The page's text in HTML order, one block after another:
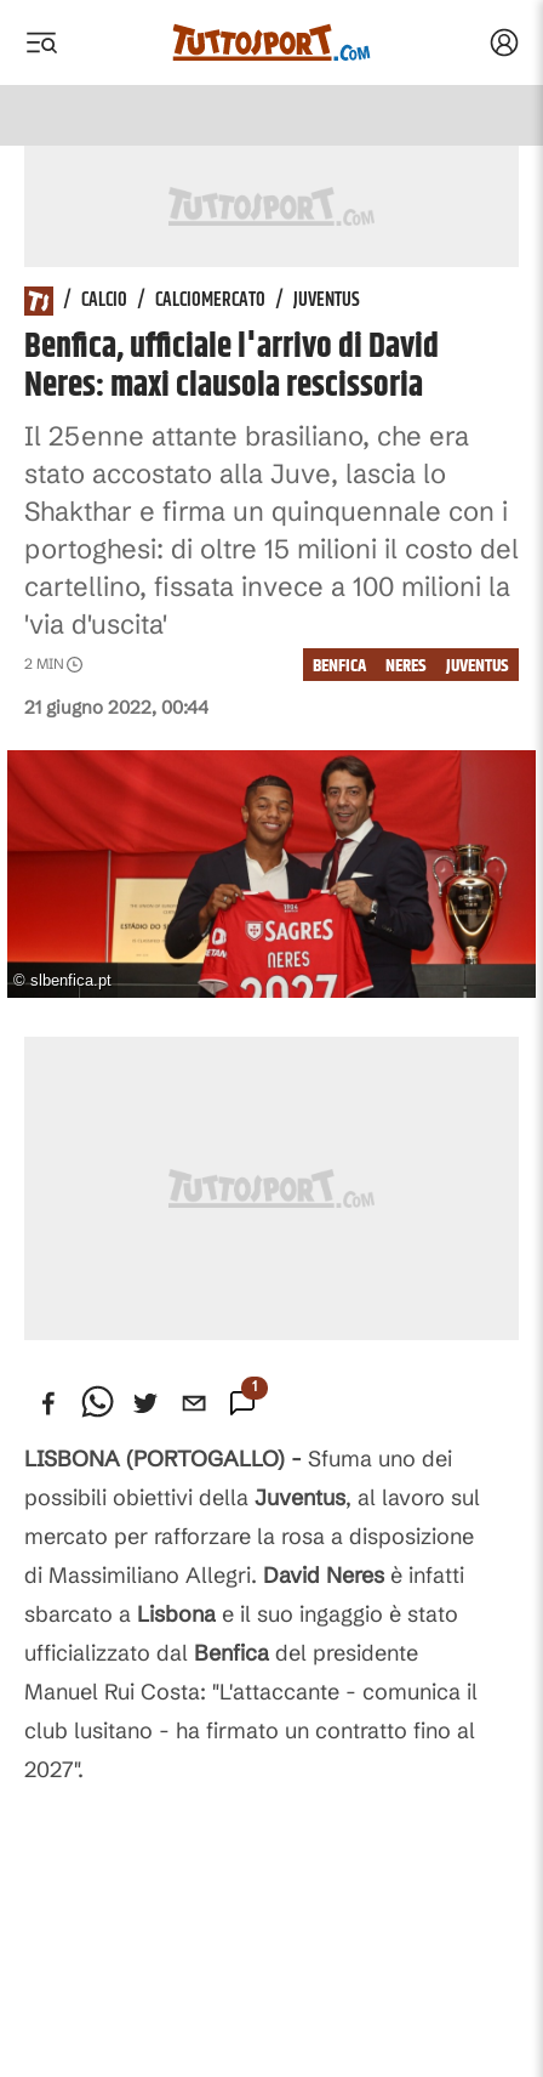
/ CALCIO / CALCIOMERCATO / JUVENTUS
Benfica, ufficiale l'arrivo di David
Neres: maxi clausola rescissoria
Il 25enne attante brasiliano, che era
stato accostato alla Juve, lascia lo
Shakthar e firma un quinquennale con i
portoghesi: di oltre 15 milioni il costo del
cartellino, fissata invece a 100 milioni la
'via d'uscita'
21 giugno 2022, 00:44
2 MIN JUVENTUS
NERES
BENFICA
©slbenfica.pt
1
LISBONA (PORTOGALLO) - Sfuma uno dei
possibili obiettivi della Juventus, al lavoro sul
mercato per rafforzare la rosa a disposizione
di Massimiliano Allegri. David Neres è infatti
sbarcato a Lisbona e il suo ingaggio è stato
ufficializzato dal Benfica del presidente
Manuel Rui Costa: "L'attaccante - comunica il
club lusitano - ha firmato un contratto fino al
2027".